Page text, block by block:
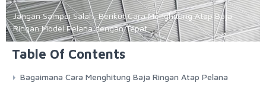
Jangan Sampai Salah, Berikut Cara Menghitung Atap Baja
Ringan Model Pelana dengan Tepat
Table Of Contents
Bagaimana Cara Menghitung Baja Ringan Atap Pelana